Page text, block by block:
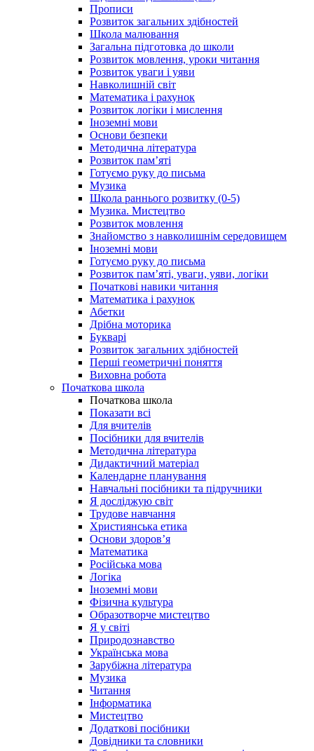
Прописи
Розвиток загальних здібностей
Школа малювання
Загальна підготовка до школи
Розвиток мовлення, уроки читання
Розвиток уваги і уяви
Навколишній світ
Математика і рахунок
Розвиток логіки і мислення
Іноземні мови
Основи безпеки
Методична література
Розвиток пам’яті
Готуємо руку до письма
Музика
Школа раннього розвитку (0-5)
Музика. Мистецтво
Розвиток мовлення
Знайомство з навколишнім середовищем
Іноземні мови
Готуємо руку до письма
Розвиток пам’яті, уваги, уяви, логіки
Початкові навики читання
Математика і рахунок
Абетки
Дрібна моторика
Букварі
Розвиток загальних здібностей
Перші геометричні поняття
Виховна робота
Початкова школа
Початкова школа
Показати всі
Для вчителів
Посібники для вчителів
Методична література
Дидактичний матеріал
Календарне планування
Навчальні посібники та підручники
Я досліджую світ
Трудове навчання
Християнська етика
Основи здоров’я
Математика
Російська мова
Логіка
Іноземні мови
Фізична культура
Образотворче мистецтво
Я у світі
Природознавство
Українська мова
Зарубіжна література
Музика
Читання
Інформатика
Мистецтво
Додаткові посібники
Довідники та словники